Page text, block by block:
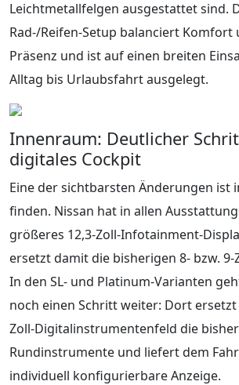
Leichtmetallfelgen ausgestattet sind.
Rad-/Reifen‑Setup balanciert
Präsenz und ist auf einen breiten
Alltag bis Urlaubsfahrt ausgelegt.
Innenraum: Deutlicher
digitales Cockpit
Eine der sichtbarsten Änderungen ist
finden. Nissan hat in allen
größeres 12,3-Zoll-Infotainment-
ersetzt damit die bisherigen 8- bzw. 9-
In den SL‑ und Platinum‑Varianten
noch einen Schritt weiter: Dort ersetzt
Zoll‑Digitalinstrumentenfeld die
Rundinstrumente und liefert dem
individuell konfigurierbare Anzeige.